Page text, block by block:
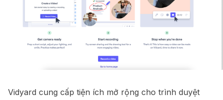
Vidyard cung cấp tiện ích mở rộng cho trình duyệt